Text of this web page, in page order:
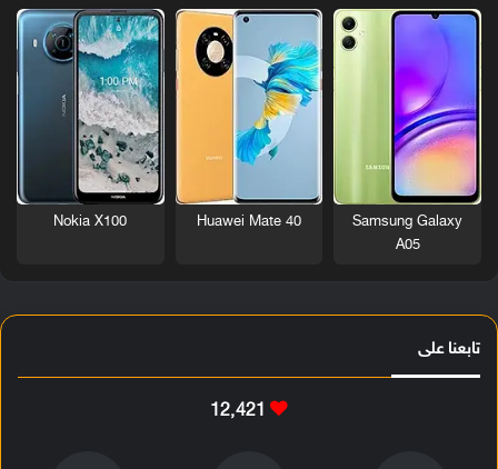
Samsung Galaxy
A05
Huawei Mate 40
Nokia X100
تابعنا على
12٬421